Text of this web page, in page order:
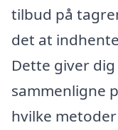
tilbud på
det at
Dette giver
sammenligne
hvilke